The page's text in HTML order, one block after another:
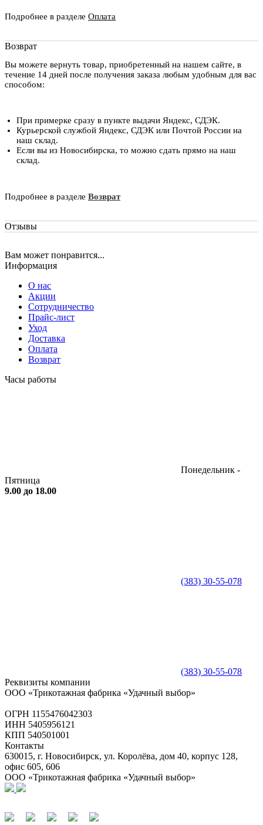
Подробнее в разделе Оплата
Возврат
Вы можете вернуть товар, приобретенный на нашем сайте, в
течение 14 дней после получения заказа любым удобным для вас
способом:
При примерке сразу в пункте выдачи Яндекс, СДЭК.
Курьерской службой Яндекс, СДЭК или Почтой России на
наш склад.
Если вы из Новосибирска, то можно сдать прямо на наш
склад.
Подробнее в разделе Возврат
Отзывы
Вам может понравится...
Информация
О нас
Акции
Сотрудничество
Прайс-лист
Уход
Доставка
Оплата
Возврат
Часы работы
Понедельник -
Пятница
9.00 до 18.00
(383) 30-55-078
(383) 30-55-078
Реквизиты компании
ООО «Трикотажная фабрика «Удачный выбор»
ОГРН 1155476042303
ИНН 5405956121
КПП 540501001
Контакты
630015, г. Новосибирск, ул. Королёва, дом 40, корпус 128,
офис 605, 606
ООО «Трикотажная фабрика «Удачный выбор»